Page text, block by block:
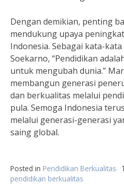
Dengan demikian, penting
mendukung upaya
Indonesia. Sebagai kata-
Soekarno, “Pendidikan
untuk mengubah dunia.”
membangun generasi
dan berkualitas melalui
pula. Semoga Indonesia
melalui generasi-generasi
saing global.
Posted in Pendidikan Berkualitas
pendidikan berkualitas